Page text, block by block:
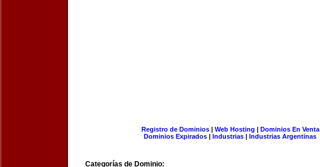
Registro de Dominios| Web Hosting | Dominios En Venta
Dominios Expirados | Industrias | Industrias Argentinas
Categorías de Dominio: